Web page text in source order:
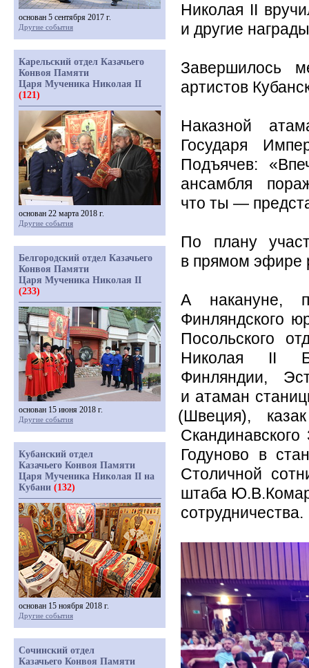
Николая II
и другие
Завершилось
артистов
Наказной
Государя
Подъячев:
ансамбля
что ты —
По плану
в прямом эфире
А накануне,
Финляндского
Посольского
Николая II
Финляндии,
и атаман
(Швеция),
Годуново в
Столичной
штаба
сотрудничества.
основан 5 сентября 2017 г.
Другие события
Карельский отдел Казачьего
Конвоя Памяти
Царя Мученика Николая II
(121)
основан 22 марта 2018 г.
Другие события
Белгородский отдел Казачьего
Конвоя Памяти
Царя Мученика Николая II
(233)
основан 15 июня 2018 г.
Другие события
Кубанский отдел
Казачьего Конвоя Памяти
Царя Мученика Николая II на
Кубани (132)
основан 15 ноября 2018 г.
Другие события
Сочинский отдел
Казачьего Конвоя Памяти